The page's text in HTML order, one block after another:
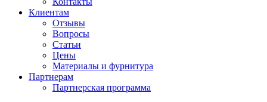
Клиентам
Отзывы
Вопросы
Статьи
Цены
Материалы и фурнитура
Партнерам
Партнерская программа